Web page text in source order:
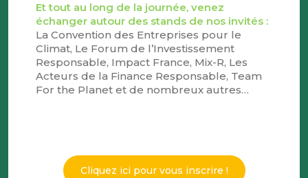
Et tout au long de la journée, venez
échanger autour des stands de nos invités :
La Convention des Entreprises pour le
Climat, Le Forum de l’Investissement
Responsable, Impact France, Mix-R, Les
Acteurs de la Finance Responsable, Team
For the Planet et de nombreux autres…
Cliquez ici pour vous inscrire !